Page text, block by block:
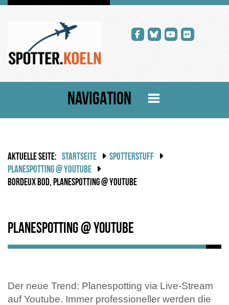
NAVIGATION
AKTUELLE SEITE: STARTSEITE
SPOTTERSTUFF
PLANESPOTTING @ YOUTUBE
BORDEUX BOD, PLANESPOTTING @ YOUTUBE
Planespotting @ Youtube
Der neue Trend: Planespotting via Live-Stream
auf Youtube. Immer professioneller werden die